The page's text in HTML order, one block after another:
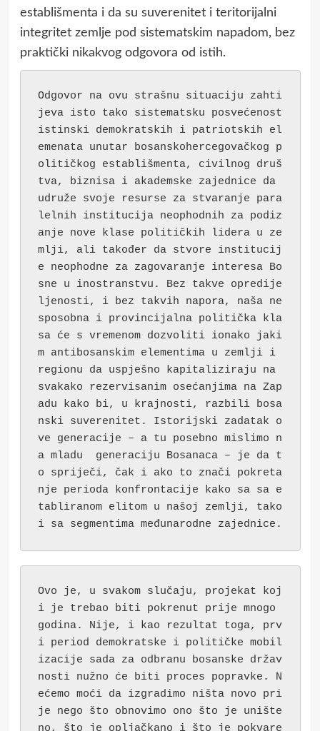
establišmenta i da su suverenitet i teritorijalni
integritet zemlje pod sistematskim napadom, bez
praktički nikakvog odgovora od istih.
Odgovor na ovu strašnu situaciju zahti
jeva isto tako sistematsku posvećenost
istinski demokratskih i patriotskih el
emenata unutar bosanskohercegovačkog p
olitičkog establišmenta, civilnog druš
tva, biznisa i akademske zajednice da
udruže svoje resurse za stvaranje para
lelnih institucija neophodnih za podiz
anje nove klase političkih lidera u ze
mlji, ali također da stvore institucij
e neophodne za zagovaranje interesa Bo
sne u inostranstvu. Bez takve opredije
ljenosti, i bez takvih napora, naša ne
sposobna i provincijalna politička kla
sa će s vremenom dozvoliti ionako jaki
m antibosanskim elementima u zemlji i
regionu da uspješno kapitaliziraju na
svakako rezervisanim osećanjima na Zap
adu kako bi, u krajnosti, razbili bosa
nski suverenitet. Istorijski zadatak o
ve generacije – a tu posebno mislimo n
a mladu  generaciju Bosanaca – je da t
o spriječi, čak i ako to znači pokreta
nje perioda konfrontacije kako sa sa e
tabliranom elitom u našoj zemlji, tako
i sa segmentima međunarodne zajednice.
Ovo je, u svakom slučaju, projekat koj
i je trebao biti pokrenut prije mnogo
godina. Nije, i kao rezultat toga, prv
i period demokratske i političke mobil
izacije sada za odbranu bosanske držav
nosti nužno će biti proces popravke. N
ećemo moći da izgradimo ništa novo pri
je nego što obnovimo ono što je unište
no, što je opljačkano i što je pokvare